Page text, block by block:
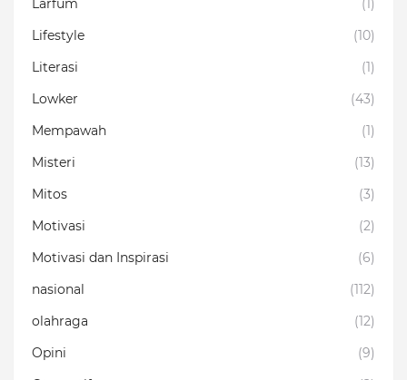
Larfum
(1)
Lifestyle
(10)
Literasi
(1)
Lowker
(43)
Mempawah
(1)
Misteri
(13)
Mitos
(3)
Motivasi
(2)
Motivasi dan Inspirasi
(6)
nasional
(112)
olahraga
(12)
Opini
(9)